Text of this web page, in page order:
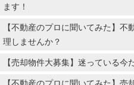
ます！
【不動産のプロに聞いてみた】
理しませんか？
【売却物件大募集】迷っている今
【不動産のプロに聞いてみた】